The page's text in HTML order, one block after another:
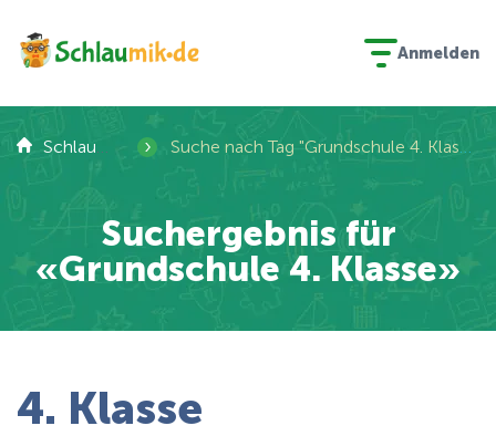
Anmelden
Schlaumik › Suche nach Tag "Grundschule 4. Klasse"
Suchergebnis für
«Grundschule 4. Klasse»
4. Klasse